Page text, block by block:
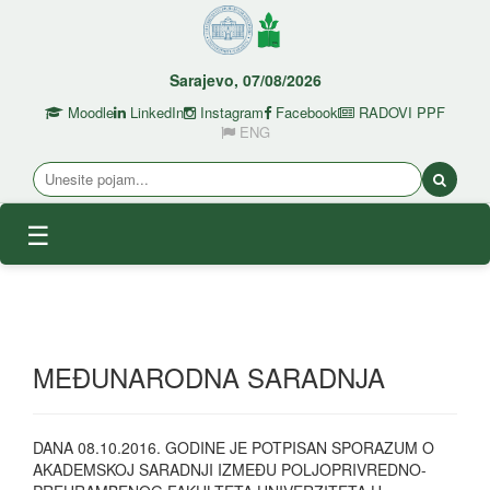
Sarajevo, 07/08/2026
Moodle LinkedIn Instagram Facebook
RADOVI PPF
ENG
☰
MEĐUNARODNA SARADNJA
DANA 08.10.2016. GODINE JE POTPISAN SPORAZUM O
AKADEMSKOJ SARADNJI IZMEĐU POLJOPRIVREDNO-